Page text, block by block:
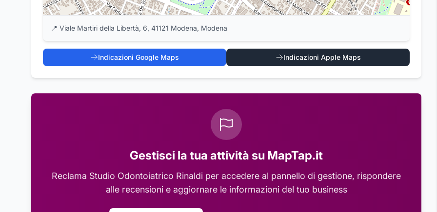
📍 Viale Martiri della Libertà, 6, 41121 Modena, Modena
Indicazioni Google Maps Indicazioni Apple Maps
Gestisci la tua attività su MapTap.it
Reclama Studio Odontoiatrico Rinaldi per accedere al pannello di gestione, rispondere
alle recensioni e aggiornare le informazioni del tuo business